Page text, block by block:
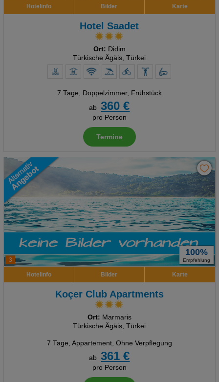
Hotelinfo Bilder Karte
Hotel Saadet
Ort: Didim
Türkische Ägäis, Türkei
7 Tage, Doppelzimmer, Frühstück
ab
360 €
pro Person
Termine
3
100%
Empfehlung
Hotelinfo Bilder Karte
Koçer Club Apartments
Ort: Marmaris
Türkische Ägäis, Türkei
7 Tage, Appartement, Ohne Verpflegung
ab
361 €
pro Person